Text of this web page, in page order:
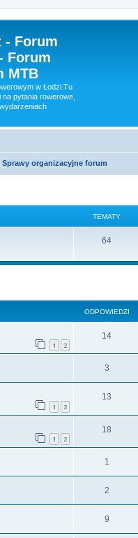
- Forum
Forum
MTB
w Łodzi.Tu
pytania rowerowe,
Sprawy organizacyjne forum
TEMATY
64
ODPOWIEDZI
1 2
14
3
1 2
13
1 2
18
1
2
9